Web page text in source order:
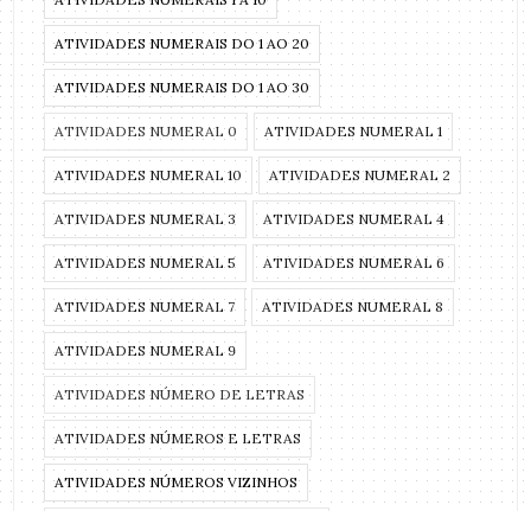
ATIVIDADES NUMERAIS DO 1 AO 20
ATIVIDADES NUMERAIS DO 1 AO 30
ATIVIDADES NUMERAL 0 ATIVIDADES NUMERAL 1
ATIVIDADES NUMERAL 10 ATIVIDADES NUMERAL 2
ATIVIDADES NUMERAL 3 ATIVIDADES NUMERAL 4
ATIVIDADES NUMERAL 5 ATIVIDADES NUMERAL 6
ATIVIDADES NUMERAL 7 ATIVIDADES NUMERAL 8
ATIVIDADES NUMERAL 9
ATIVIDADES NÚMERO DE LETRAS
ATIVIDADES NÚMEROS E LETRAS
ATIVIDADES NÚMEROS VIZINHOS